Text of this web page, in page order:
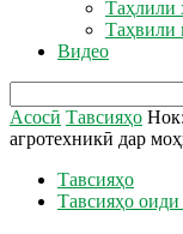
Таҳлили
Таҳвили
Видео
Асосӣ Тавсияҳо
агротехникӣ дар
Тавсияҳо
Тавсияҳо